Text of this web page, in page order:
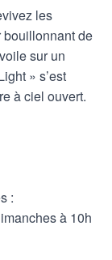
les
bouillonnant de
sur un
» s’est
à ciel ouvert.
:
à 10h